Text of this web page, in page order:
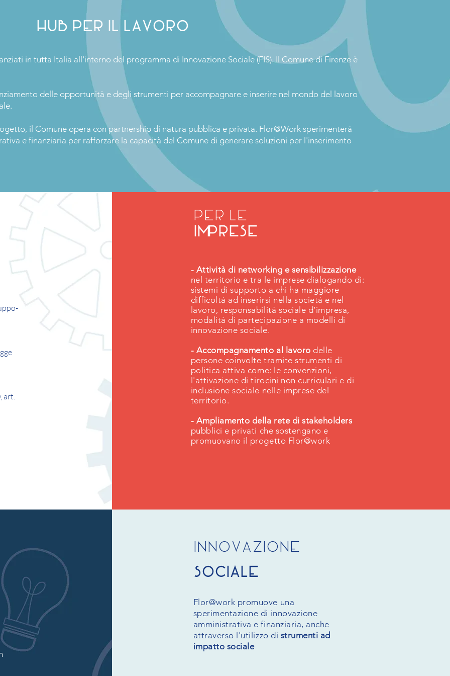
hub per il lavoro
in tutta Italia all'interno del programma di Innovazione Sociale (FIS). Il Comune di Firenze è
delle opportunità e degli strumenti per accompagnare e inserire nel mondo del lavoro
il Comune opera con partnership di natura pubblica e privata. Flor@Work sperimenterà
e finanziaria per rafforzare la capacità del Comune di generare soluzioni per l'inserimento
art.
per le
imprese
- Attività di networking e sensibilizzazione
nel territorio e tra le imprese dialogando di:
sistemi di supporto a chi ha maggiore
difficoltà ad inserirsi nella società e nel
lavoro, responsabilità sociale d’impresa,
modalità di partecipazione a modelli di
innovazione sociale.
- Accompagnamento al lavoro delle
persone coinvolte tramite strumenti di
politica attiva come: le convenzioni,
l'attivazione di tirocini non curriculari e di
inclusione sociale nelle imprese del
territorio.
- Ampliamento della rete di stakeholders
pubblici e privati che sostengano e
promuovano il progetto Flor@work
innovazione
sociale
Flor@work promuove una
sperimentazione di innovazione
amministrativa e finanziaria, anche
attraverso l'utilizzo di strumenti ad
impatto sociale